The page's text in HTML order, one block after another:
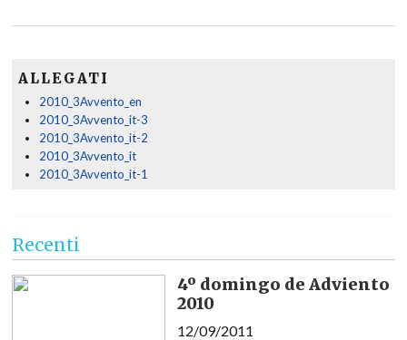
ALLEGATI
2010_3Avvento_en
2010_3Avvento_it-3
2010_3Avvento_it-2
2010_3Avvento_it
2010_3Avvento_it-1
Recenti
4º domingo de Adviento
2010
12/09/2011